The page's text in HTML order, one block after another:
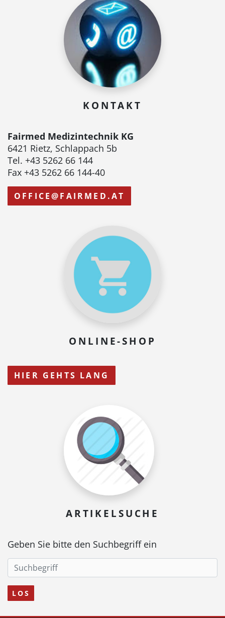
KONTAKT
Fairmed Medizintechnik KG
6421 Rietz, Schlappach 5b
Tel. +43 5262 66 144
Fax +43 5262 66 144-40
OFFICE@FAIRMED.AT
ONLINE-SHOP
HIER GEHTS LANG
ARTIKELSUCHE
Geben Sie bitte den Suchbegriff ein
LOS